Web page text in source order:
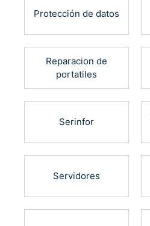
Protección de datos
Reparacion de
portatiles
Serinfor
Servidores